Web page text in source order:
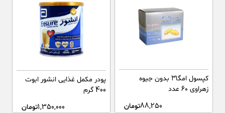
کپسول امگا۳ بدون جیوه
زهراوی ۶۰ عدد
88,250تومان
پودر مکمل غذایی انشور ابوت
400 گرم
1,350,000تومان